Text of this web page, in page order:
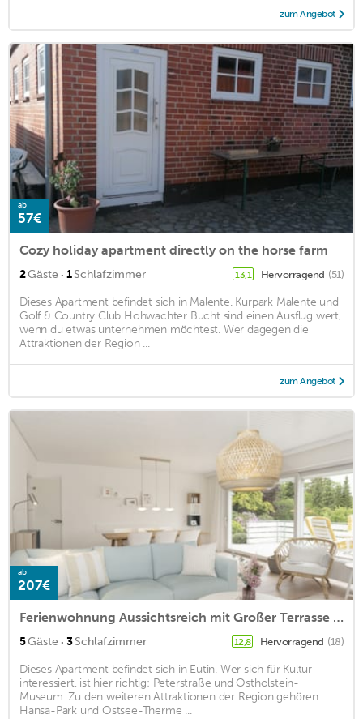
zum Angebot
ab
57€
Cozy holiday apartment directly on the horse farm
2Gäste · 1Schlafzimmer 13,1 Hervorragend (51)
Dieses Apartment befindet sich in Malente. Kurpark Malente und
Golf & Country Club Hohwachter Bucht sind einen Ausflug wert,
wenn du etwas unternehmen möchtest. Wer dagegen die
Attraktionen der Region ...
zum Angebot
ab
207€
Ferienwohnung Aussichtsreich mit Großer Terrasse in Eutin
5Gäste · 3Schlafzimmer 12,8 Hervorragend (18)
Dieses Apartment befindet sich in Eutin. Wer sich für Kultur
interessiert, ist hier richtig: Peterstraße und Ostholstein-
Museum. Zu den weiteren Attraktionen der Region gehören
Hansa-Park und Ostsee-Therme ...